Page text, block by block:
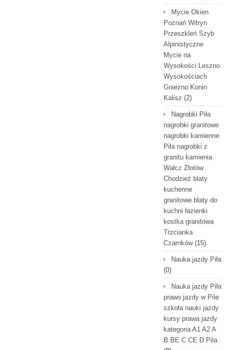
Mycie Okien
Poznań Witryn
Przeszkleń Szyb
Alpinistyczne
Mycie na
Wysokości Leszno
Wysokościach
Gniezno Konin
Kalisz (2)
Nagrobki Piła
nagrobki granitowe
nagrobki kamienne
Piła nagrobki z
granitu kamienia
Wałcz Złotów
Chodzież blaty
kuchenne
granitowe blaty do
kuchni łazienki
kostka granitowa
Trzcianka
Czarnków(15)
Nauka jazdy Piła
(0)
Nauka jazdy Piła
prawo jazdy w Pile
szkoła nauki jazdy
kursy prawa jazdy
kategoria A1 A2 A
B BE C CE D Pila